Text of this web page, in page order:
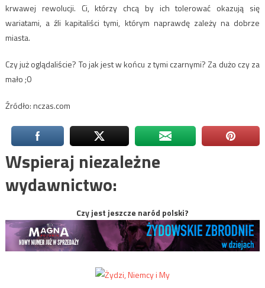
krwawej rewolucji. Ci, którzy chcą by ich tolerować okazują się
wariatami, a źli kapitaliści tymi, którym naprawdę zależy na dobrze
miasta.
Czy już oglądaliście? To jak jest w końcu z tymi czarnymi? Za dużo czy za
mało ;0
Źródło: nczas.com
Wspieraj niezależne
wydawnictwo:
Czy jest jeszcze naród polski?